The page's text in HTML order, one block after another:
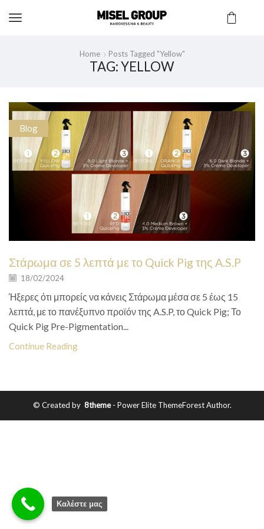
Home Posts Tagged "yellow"
TAG: YELLOW
Blog
Στάρωμα σε 5 λεπτά με το Quick Pig της A.S.P
18/02/2024
Ήξερες ότι μπορείς να κάνεις Στάρωμα μέσα σε 5 έως 15
λεπτά, με το πανέξυπνο προϊόν της A.S.P, το Quick Pig; Το
Quick Pig Pre-Pigmentation...
Continue Reading
© Created by 8theme- Power Elite ThemeForest Author.
Καλέστε μας